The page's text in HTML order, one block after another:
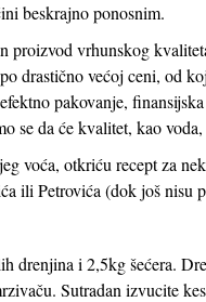
beskrajno ponosnim.
proizvod vrhunskog
drastično većoj ceni, od
pakovanje,
se da će kvalitet, kao
voća, otkriću recept za
ili Petrovića (dok još nisu
drenjina i 2,5kg šećera.
Sutradan izvucite